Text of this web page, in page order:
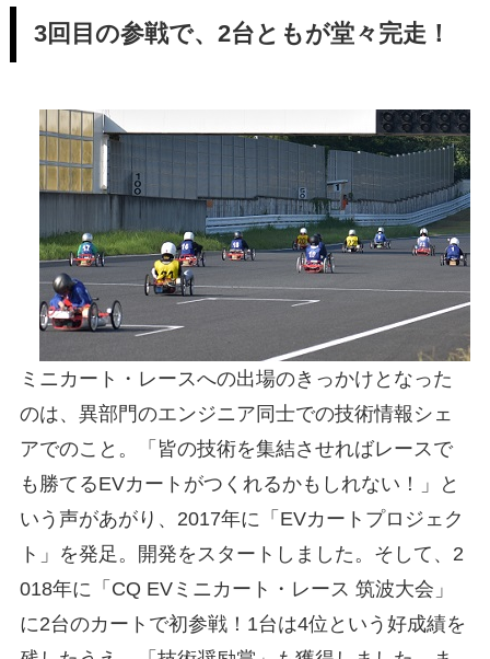
3回目の参戦で、2台ともが堂々完走！
ミニカート・レースへの出場のきっかけとなった
のは、異部門のエンジニア同士での技術情報シェ
アでのこと。「皆の技術を集結させればレースで
も勝てるEVカートがつくれるかもしれない！」と
いう声があがり、2017年に「EVカートプロジェク
ト」を発足。開発をスタートしました。そして、2
018年に「CQ EVミニカート・レース 筑波大会」
に2台のカートで初参戦！1台は4位という好成績を